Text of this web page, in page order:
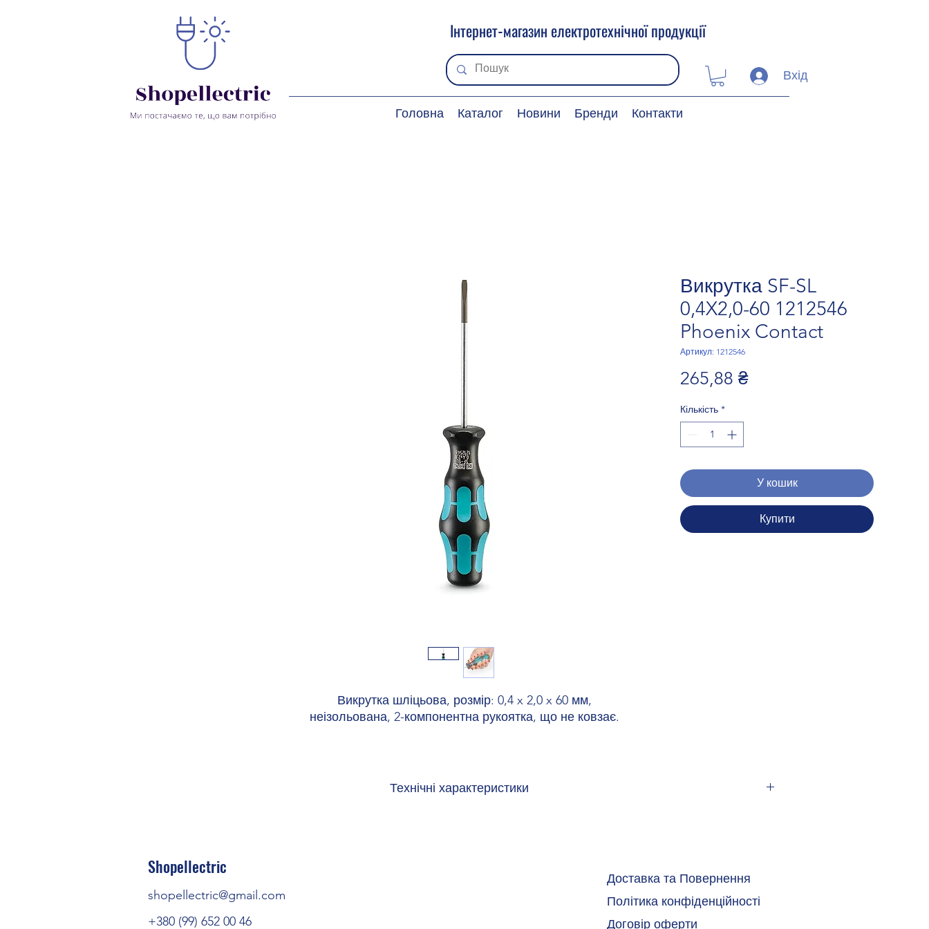
Інтернет-магазин електротехнічної продукції
Вхід
Головна Каталог Новини Бренди Контакти
Викрутка SF-SL
0,4X2,0-60 1212546
Phoenix Contact
Артикул: 1212546
265,88 ₴Ціна
Кількість *
У кошик
Купити
Викрутка шліцьова, розмір: 0,4 x 2,0 x 60 мм,
неізольована, 2-компонентна рукоятка, що не ковзає.
Технічні характеристики
Shopellectric
shopellectric@gmail.com
+380 (99) 652 00 46
Доставка та Повернення
Політика конфіденційності
Договір оферти